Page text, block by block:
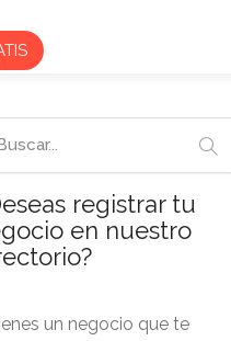
registrar tu
en nuestro
un negocio que te